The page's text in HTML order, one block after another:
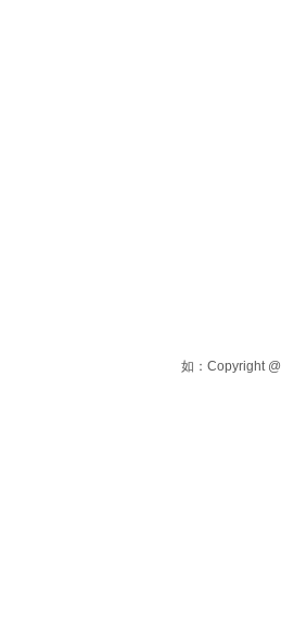
如：Copyright